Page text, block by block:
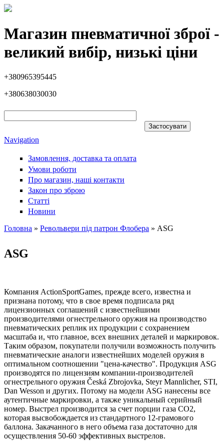
Перейти до основного вмісту
Магазин пневматичної зброї -
великий вибір, низькі ціни
+380965395445
+380638030030
Navigation
Замовлення, доставка та оплата
Умови роботи
Про магазин, наші контакти
Закон про зброю
Статті
Новини
Головна » Револьвери під патрон Флобера » ASG
ASG
Компания ActionSportGames, прежде всего, известна и
признана потому, что в свое время подписала ряд
лицензионных соглашений с известнейшими
производителями огнестрельного оружия на производство
пневматических реплик их продукции с сохранением
масштаба и, что главное, всех внешних деталей и маркировок.
Таким образом, покупатели получили возможность получить
пневматические аналоги известнейших моделей оружия в
оптимальном соотношении "цена-качество". Продукция ASG
производятся по лицензиям компании-производителей
огнестрельного оружия Česká Zbrojovka, Steyr Mannlicher, STI,
Dan Wesson и других. Потому на модели ASG нанесены все
аутентичные маркировки, а также уникальный серийный
номер. Выстрел производится за счет порции газа СО2,
которая высвобождается из стандартного 12-грамового
баллона. Закачанного в него объема газа достаточно для
осуществления 50-60 эффективных выстрелов.